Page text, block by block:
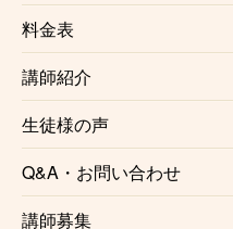
料金表
講師紹介
生徒様の声
Q&A・お問い合わせ
講師募集
みんなで一緒に楽しく上
生徒様の声
これからレッスンを始め